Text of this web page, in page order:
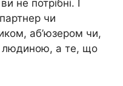
не потрібні. І
чи
аб’юзером чи,
людиною, а те, що